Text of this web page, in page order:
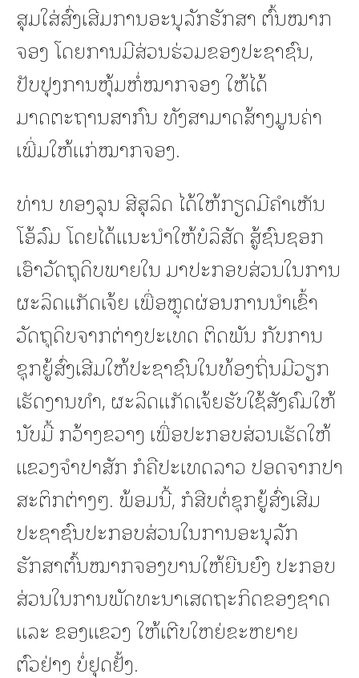
ສຸມໃສ່ສົ່ງເສີມການອະນຸລັກຮັກສາ ຕົ້ນໝາກ
ຈອງ ໂດຍການມີສ່ວນຮ່ວມຂອງປະຊາຊົນ,
ປັບປຸງການຫຸ້ມຫໍ່ໝາກຈອງ ໃຫ້ໄດ້
ມາດຕະຖານສາກົນ ທັງສາມາດສ້າງມູນຄ່າ
ເພີ່ມໃຫ້ແກ່ໝາກຈອງ.
ທ່ານ ທອງລຸນ ສີສຸລິດ ໄດ້ໃຫ້ກຽດມີຄໍາເຫັນ
ໂອ້ລົມ ໂດຍໄດ້ແນະນໍາໃຫ້ບໍລິສັດ ສູ້ຊົນຊອກ
ເອົາວັດຖຸດິບພາຍໃນ ມາປະກອບສ່ວນໃນການ
ຜະລິດແກັດເຈ້ຍ ເພື່ອຫຼຸດຜ່ອນການນໍາເຂົ້າ
ວັດຖຸດິບຈາກຕ່າງປະເທດ ຕິດພັນ ກັບການ
ຊຸກຍູ້ສົ່ງເສີມໃຫ້ປະຊາຊົນໃນທ້ອງຖິ່ນມີວຽກ
ເຮັດງານທໍາ, ຜະລິດແກັດເຈ້ຍຮັບໃຊ້ສັງຄົມໃຫ້
ນັບມື້ ກວ້າງຂວາງ ເພື່ອປະກອບສ່ວນເຮັດໃຫ້
ແຂວງຈໍາປາສັກ ກໍຄືປະເທດລາວ ປອດຈາກປາ
ສະຕິກຕ່າງໆ. ພ້ອມນີ້, ກໍສືບຕໍ່ຊຸກຍູ້ສົ່ງເສີມ
ປະຊາຊົນປະກອບສ່ວນໃນການອະນຸລັກ
ຮັກສາຕົ້ນໝາກຈອງບານໃຫ້ຍືນຍົງ ປະກອບ
ສ່ວນໃນການພັດທະນາເສດຖະກິດຂອງຊາດ
ແລະ ຂອງແຂວງ ໃຫ້ເຕີບໃຫຍ່ຂະຫຍາຍ
ຕົວຢ່າງ ບໍ່ຢຸດຢັ້ງ.